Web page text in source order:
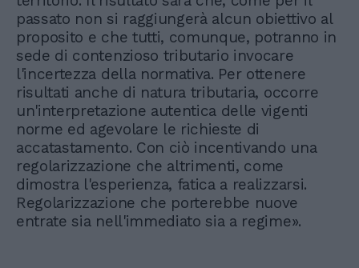
passato non si raggiungerà alcun obiettivo al
proposito e che tutti, comunque, potranno in
sede di contenzioso tributario invocare
l'incertezza della normativa. Per ottenere
risultati anche di natura tributaria, occorre
un'interpretazione autentica delle vigenti
norme ed agevolare le richieste di
accatastamento. Con ciò incentivando una
regolarizzazione che altrimenti, come
dimostra l'esperienza, fatica a realizzarsi.
Regolarizzazione che porterebbe nuove
entrate sia nell'immediato sia a regime».